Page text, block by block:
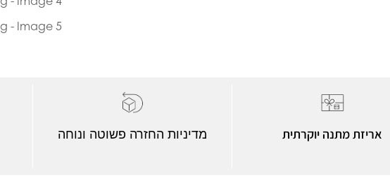
מדיניות החזרה פשוטה ונוחה אריזת מתנה יוקרתית